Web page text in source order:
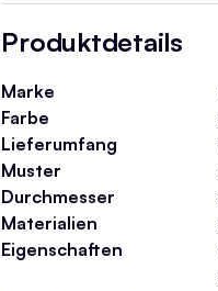
Produktdetails
Marke
Farbe
Lieferumfang
Muster
Durchmesser
Materialien
Eigenschaften